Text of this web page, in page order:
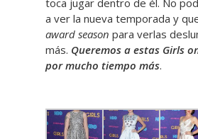
a ver la nueva temporada y
award season para verlas
más. Queremos a estas Girls
por mucho tiempo más.